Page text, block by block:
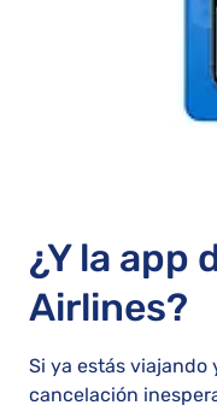
¿Y la app
Airlines?
Si ya estás
cancelación